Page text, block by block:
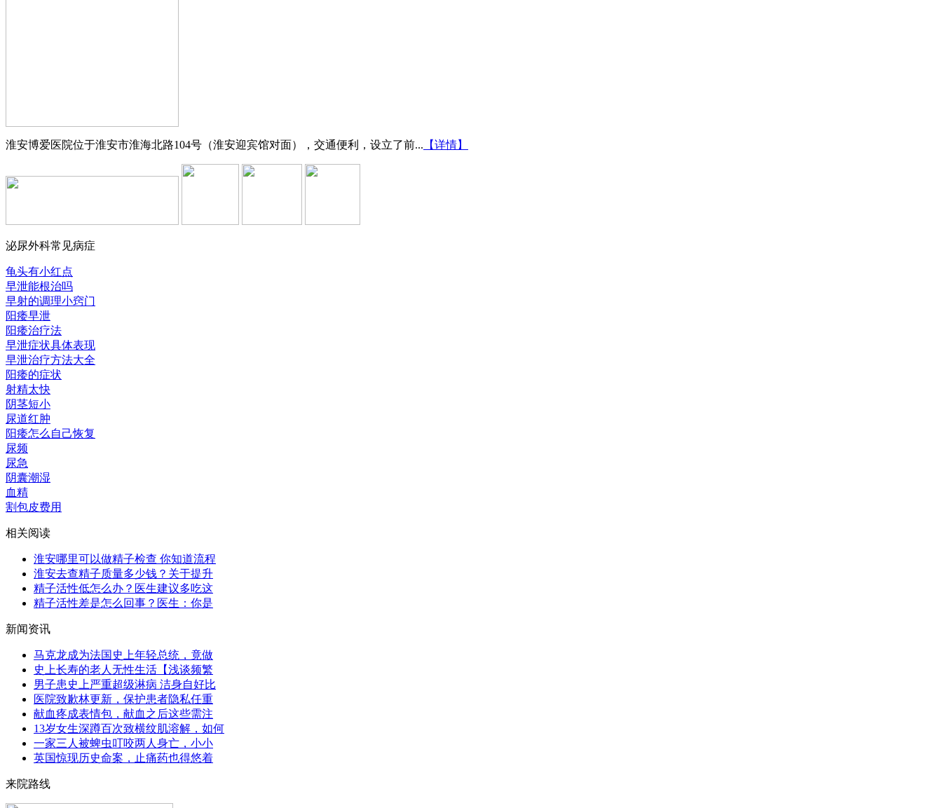
淮安博爱医院位于淮安市淮海北路104号（淮安迎宾馆对面），交通便利，设立了前... 【详情】
泌尿外科常见病症
龟头有小红点
早泄能根治吗
早射的调理小窍门
阳痿早泄
阳痿治疗法
早泄症状具体表现
早泄治疗方法大全
阳痿的症状
射精太快
阴茎短小
尿道红肿
阳痿怎么自己恢复
尿频
尿急
阴囊潮湿
血精
割包皮费用
相关阅读
淮安哪里可以做精子检查 你知道流程
淮安去查精子质量多少钱？关于提升
精子活性低怎么办？医生建议多吃这
精子活性差是怎么回事？医生：你是
新闻资讯
马克龙成为法国史上年轻总统，竟做
史上长寿的老人无性生活【浅谈频繁
男子患史上严重超级淋病 洁身自好比
医院致歉林更新，保护患者隐私任重
献血疼成表情包，献血之后这些需注
13岁女生深蹲百次致横纹肌溶解，如何
一家三人被蜱虫叮咬两人身亡，小小
英国惊现历史命案，止痛药也得悠着
来院路线